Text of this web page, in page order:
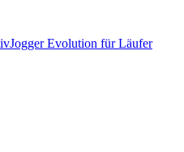
Jogger Evolution für Läufer